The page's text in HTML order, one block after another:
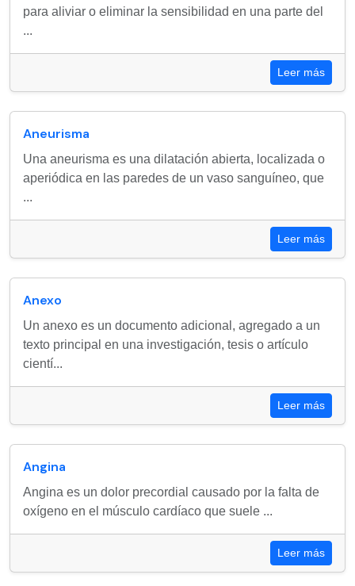
para aliviar o eliminar la sensibilidad en una parte del
...
Leer más
Aneurisma
Una aneurisma es una dilatación abierta, localizada o
aperiódica en las paredes de un vaso sanguíneo, que
...
Leer más
Anexo
Un anexo es un documento adicional, agregado a un
texto principal en una investigación, tesis o artículo
cientí...
Leer más
Angina
Angina es un dolor precordial causado por la falta de
oxígeno en el músculo cardíaco que suele ...
Leer más